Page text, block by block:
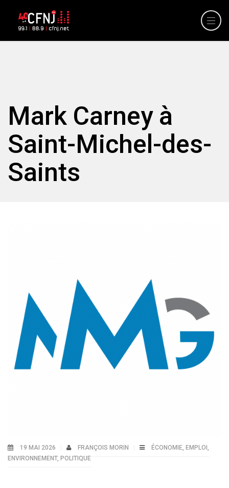
Mark Carney à
Saint-Michel-des-
Saints
19 MAI 2026 FRANÇOIS MORIN ÉCONOMIE, EMPLOI ,
ENVIRONNEMENT, POLITIQUE